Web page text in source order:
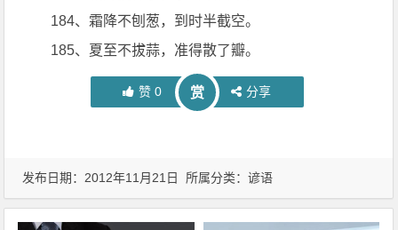
184、霜降不刨葱，到时半截空。
185、夏至不拔蒜，准得散了瓣。
赞 0 赏 分享
发布日期：2012年11月21日 所属分类：谚语